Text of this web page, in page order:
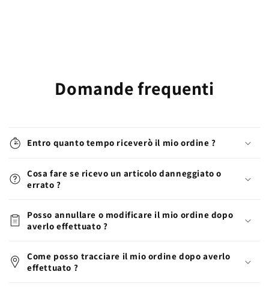
Domande frequenti
Entro quanto tempo riceverò il mio ordine ?
Cosa fare se ricevo un articolo danneggiato o
errato ?
Posso annullare o modificare il mio ordine dopo
averlo effettuato ?
Come posso tracciare il mio ordine dopo averlo
effettuato ?